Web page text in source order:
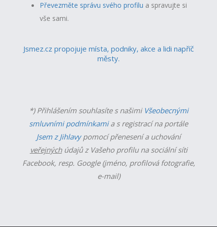
Převezměte správu svého profilu a spravujte si
vše sami.
Jsmez.cz propojuje místa, podniky, akce a lidi napříč
městy.
*) Přihlášením souhlasíte s našimi Všeobecnými
smluvními podmínkamia s registrací na portále
Jsem z Jihlavypomocí přenesení a uchování
veřejnýchúdajů z Vašeho profilu na sociální síti
Facebook, resp. Google (jméno, profilová fotografie,
e-mail)